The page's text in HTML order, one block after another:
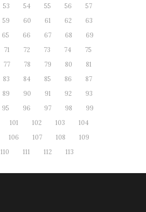
53 54 55 56
57
59 60 61 62
63
65 66 67 68
69
71 72 73 74
75
77 78 79 80
81
83 84 85 86
87
89 90 91 92
93
95 96 97 98
99
101 102 103
104
106 107 108
109
110
111 112 113